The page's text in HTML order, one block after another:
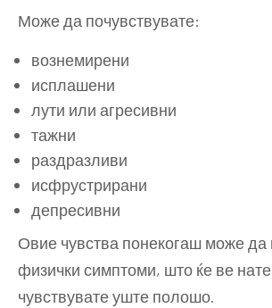
Може да почувствувате:
вознемирени
исплашени
лути или агресивни
тажни
раздразливи
исфрустрирани
депресивни
Овие чувства понекогаш може да
физички симптоми, што ќе ве
чувствувате уште полошо.